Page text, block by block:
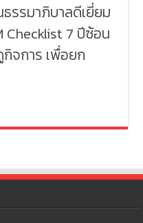
รรมาภิบาลดีเยี่ยม
Checklist 7 ปีซ้อน
จการ เพื่อยก